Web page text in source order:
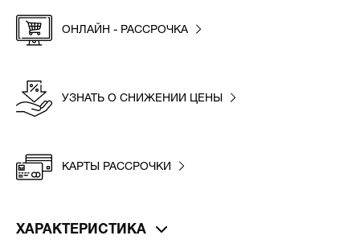
ОНЛАЙН - РАССРОЧКА
УЗНАТЬ О СНИЖЕНИИ ЦЕНЫ
КАРТЫ РАССРОЧКИ
ХАРАКТЕРИСТИКА